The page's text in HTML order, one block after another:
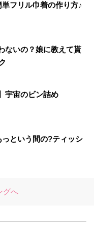
フリル巾着の作り方♪
ないの？娘に教えて貰
宇宙のビン詰め
という間の?ティッシ
グへ